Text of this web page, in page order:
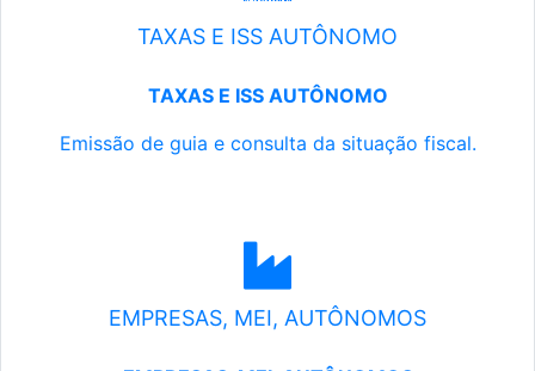
TAXAS E ISS AUTÔNOMO
TAXAS E ISS AUTÔNOMO
Emissão de guia e consulta da situação fiscal.
EMPRESAS, MEI, AUTÔNOMOS